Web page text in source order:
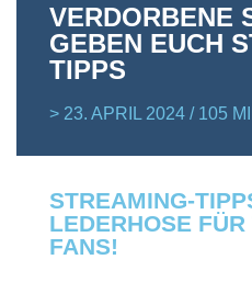
VERDORBENE
GEBEN EUCH
TIPPS
> 23. APRIL 2024 / 105
STREAMING-
LEDERHOSE
FANS!